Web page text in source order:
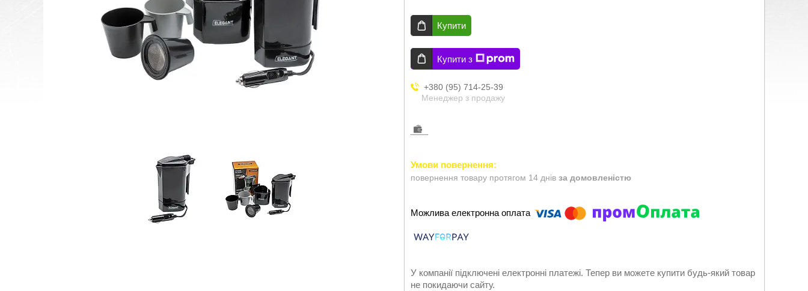
Купити
Купити з
+380 (95) 714-25-39
Менеджер з продажу
повернення товару протягом 14 днів за домовленістю
У компанії підключені електронні платежі. Тепер ви можете купити будь-який товар
не покидаючи сайту.